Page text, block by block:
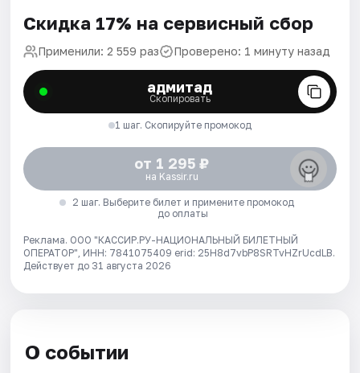
Скидка 17% на сервисный сбор
Применили: 2 559 раз Проверено: 1 минуту назад
адмитад
Скопировать
1 шаг. Скопируйте промокод
от 1 295 ₽
на Kassir.ru
2 шаг. Выберите билет и примените промокод
до оплаты
Реклама. ООО "КАССИР.РУ-НАЦИОНАЛЬНЫЙ БИЛЕТНЫЙ
ОПЕРАТОР", ИНН: 7841075409 erid: 25H8d7vbP8SRTvHZrUcdLB.
Действует до 31 августа 2026
О событии